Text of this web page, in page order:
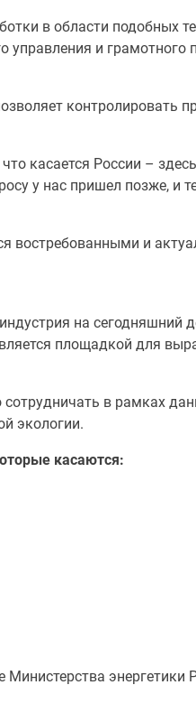
в области подобных
и грамотного
контролировать
касается России –
у нас пришел позже, и
востребованными и
на сегодняшний
площадкой для
в рамках
экологии.
касаются:
энергетики